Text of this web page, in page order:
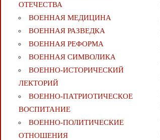
ОТЕЧЕСТВА
ВОЕННАЯ МЕДИЦИНА
ВОЕННАЯ РАЗВЕДКА
ВОЕННАЯ РЕФОРМА
ВОЕННАЯ СИМВОЛИКА
ВОЕННО-ИСТОРИЧЕСКИЙ
ЛЕКТОРИЙ
ВОЕННО-ПАТРИОТИЧЕСКОЕ
ВОСПИТАНИЕ
ВОЕННО-ПОЛИТИЧЕСКИE
ОТНОШЕНИЯ